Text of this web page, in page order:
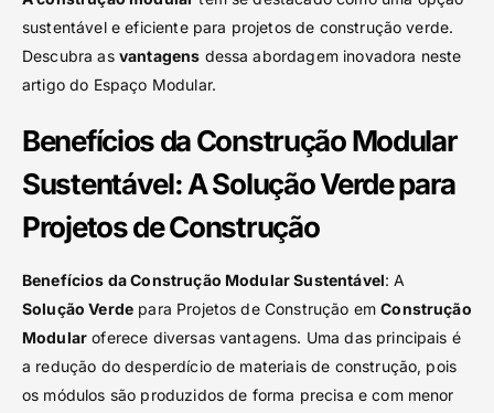
sustentável e eficiente para projetos de construção verde.
Descubra as vantagens dessa abordagem inovadora neste
artigo do Espaço Modular.
Benefícios da Construção Modular
Sustentável: A Solução Verde para
Projetos de Construção
Benefícios da Construção Modular Sustentável: A
Solução Verde para Projetos de Construção emConstrução
Modular oferece diversas vantagens. Uma das principais é
a redução do desperdício de materiais de construção, pois
os módulos são produzidos de forma precisa e com menor